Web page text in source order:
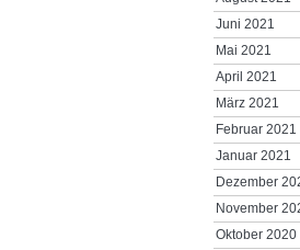
Juni 2021
Mai 2021
April 2021
März 2021
Februar 2021
Januar 2021
Dezember
November
Oktober 2020